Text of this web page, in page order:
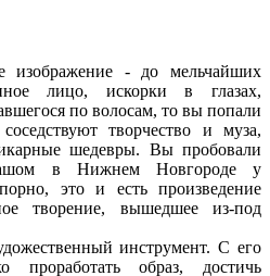
изображение - до мельчайших
лицо, искорки в глазах,
по волосам, то вы попали
творчество и муза,
шедевры. Вы пробовали
в Нижнем Новгороде у
это и есть произведение
творение, вышедшее из-под
инструмент. С его
образ, достичь